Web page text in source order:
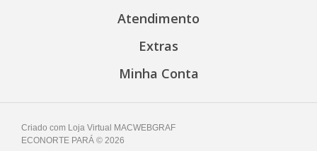
Atendimento
Extras
Minha Conta
Criado com Loja Virtual MACWEBGRAF
ECONORTE PARÁ © 2026